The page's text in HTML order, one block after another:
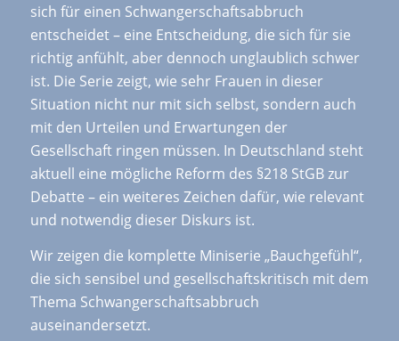
sich für einen Schwangerschaftsabbruch
entscheidet – eine Entscheidung, die sich für sie
richtig anfühlt, aber dennoch unglaublich schwer
ist. Die Serie zeigt, wie sehr Frauen in dieser
Situation nicht nur mit sich selbst, sondern auch
mit den Urteilen und Erwartungen der
Gesellschaft ringen müssen. In Deutschland steht
aktuell eine mögliche Reform des §218 StGB zur
Debatte – ein weiteres Zeichen dafür, wie relevant
und notwendig dieser Diskurs ist.
Wir zeigen die komplette Miniserie „Bauchgefühl“,
die sich sensibel und gesellschaftskritisch mit dem
Thema Schwangerschaftsabbruch
auseinandersetzt.